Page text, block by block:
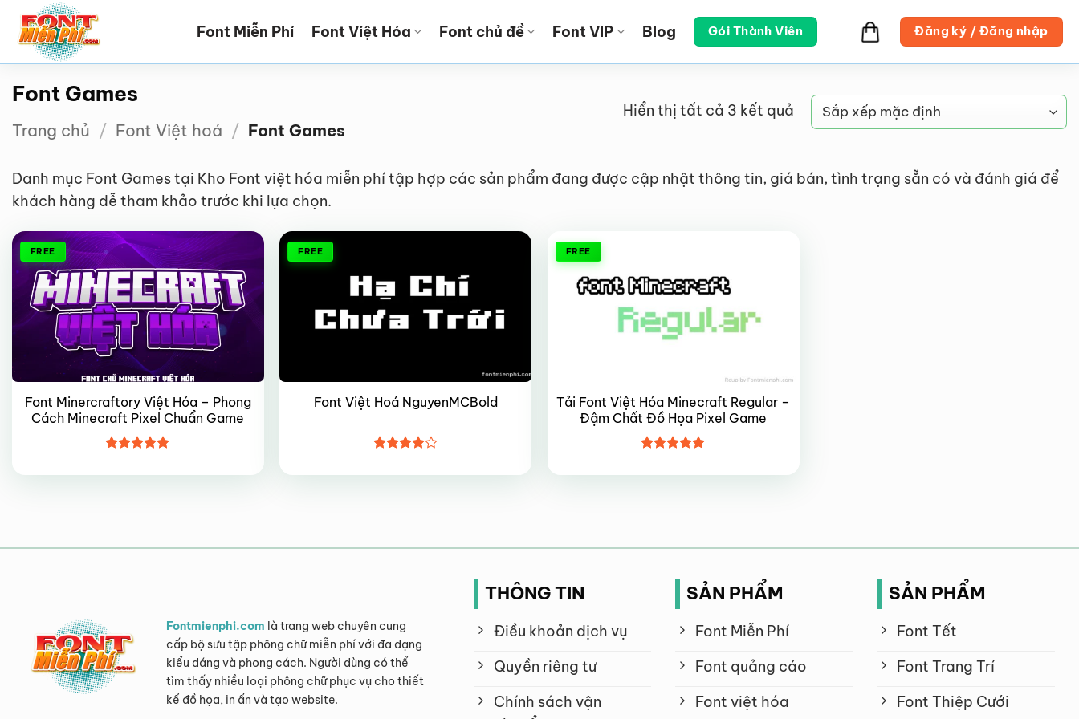
qua
Font Miễn Phí Font Việt Hóa Font chủ đề Font VIP Blog Gói Thành Viên Đăng ký / Đăng nhập
Font Games
Trang chủ / Font Việt hoá / Font Games
Hiển thị tất cả 3 kết quả
Danh mục Font Games tại Kho Font việt hóa miễn phí tập hợp các sản phẩm đang được cập nhật thông tin, giá bán, tình trạng sẵn có và đánh giá để
khách hàng dễ tham khảo trước khi lựa chọn.
FREE
Font Minercraftory Việt Hóa – Phong
Cách Minecraft Pixel Chuẩn Game
hạng55
FREE
Font Việt Hoá NguyenMCBold
xếp hạng
FREE
Tải Font Việt Hóa Minecraft Regular –
Đậm Chất Đồ Họa Pixel Game
hạng55
Fontmienphi.com là trang web chuyên cung
cấp bộ sưu tập phông chữ miễn phí với đa dạng
kiểu dáng và phong cách. Người dùng có thể
tìm thấy nhiều loại phông chữ phục vụ cho thiết
kế đồ họa, in ấn và tạo website.
THÔNG TIN
Điều khoản dịch vụ
Quyền riêng tư
Chính sách vận
SẢN PHẨM
Font Miễn Phí
Font quảng cáo
Font việt hóa
SẢN PHẨM
Font Tết
Font Trang Trí
Font Thiệp Cưới